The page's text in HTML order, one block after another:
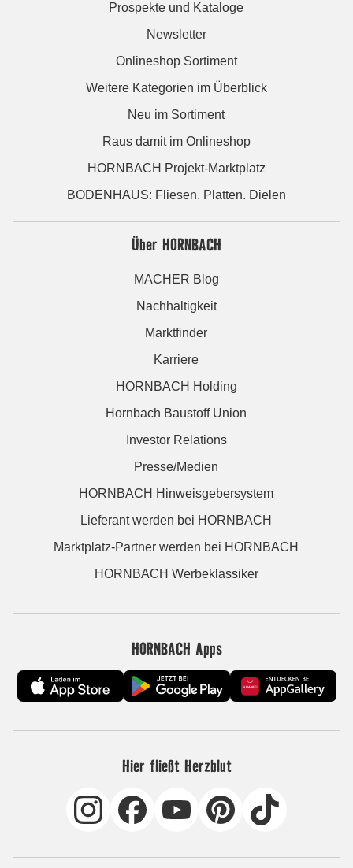
Prospekte und Kataloge
Newsletter
Onlineshop Sortiment
Weitere Kategorien im Überblick
Neu im Sortiment
Raus damit im Onlineshop
HORNBACH Projekt-Marktplatz
BODENHAUS: Fliesen. Platten. Dielen
Über HORNBACH
MACHER Blog
Nachhaltigkeit
Marktfinder
Karriere
HORNBACH Holding
Hornbach Baustoff Union
Investor Relations
Presse/Medien
HORNBACH Hinweisgebersystem
Lieferant werden bei HORNBACH
Marktplatz-Partner werden bei HORNBACH
HORNBACH Werbeklassiker
HORNBACH Apps
Hier fließt Herzblut